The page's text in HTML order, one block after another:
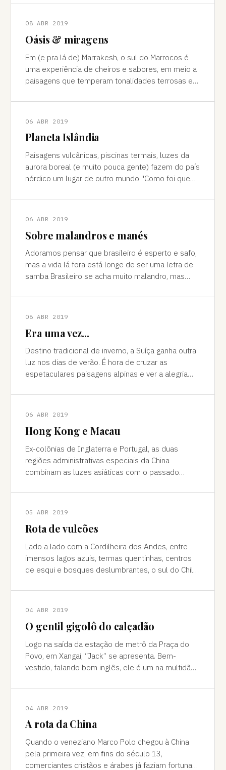
compreens
08 ABR 2019
Oásis & miragens
Em (e pra lá de) Marrakesh, o sul do Marrocos é
uma experiência de cheiros e sabores, em meio a
paisagens que temperam tonalidades terrosas e
06 ABR 2019
Planeta Islândia
Paisagens vulcânicas, piscinas termais, luzes da
aurora boreal (e muito pouca gente) fazem do país
nórdico um lugar de outro mundo "Como foi que
06 ABR 2019
Sobre malandros e manés
Adoramos pensar que brasileiro é esperto e safo,
mas a vida lá fora está longe de ser uma letra de
samba Brasileiro se acha muito malandro, mas
06 ABR 2019
Era uma vez...
Destino tradicional de inverno, a Suíça ganha outra
luz nos dias de verão. É hora de cruzar as
espetaculares paisagens alpinas e ver a alegria
06 ABR 2019
Hong Kong e Macau
Ex-colônias de Inglaterra e Portugal, as duas
regiões administrativas especiais da China
combinam as luzes asiáticas com o passado
05 ABR 2019
Rota de vulcões
Lado a lado com a Cordilheira dos Andes, entre
imensos lagos azuis, termas quentinhas, centros
de esqui e bosques deslumbrantes, o sul do Chile
04 ABR 2019
O gentil gigolô do calçadão
Logo na saída da estação de metrô da Praça do
Povo, em Xangai, “Jack” se apresenta. Bem-
vestido, falando bom inglês, ele é um na multidão
04 ABR 2019
A rota da China
Quando o veneziano Marco Polo chegou à China
pela primeira vez, em ﬁns do século 13,
comerciantes cristãos e árabes já faziam fortuna